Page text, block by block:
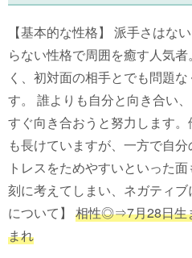
【基本的な性格】 派手さはな
らない性格で周囲を癒す人気
く、初対面の相手とでも問題
す。 誰よりも自分と向き合い
すぐ向き合おうと努力します
も長けていますが、一方で自
トレスをためやすいといった
刻に考えてしまい、ネガティ
について】 相性◎⇒7月28日
まれ